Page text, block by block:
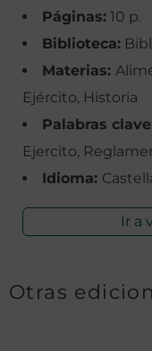
Páginas: 10 p.
Biblioteca:
Materias:
Ejército, Historia
Palabras
Ejercito,
Idioma:
Ir a
Otras